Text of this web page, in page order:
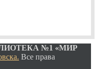
№1 «МИР
Все права